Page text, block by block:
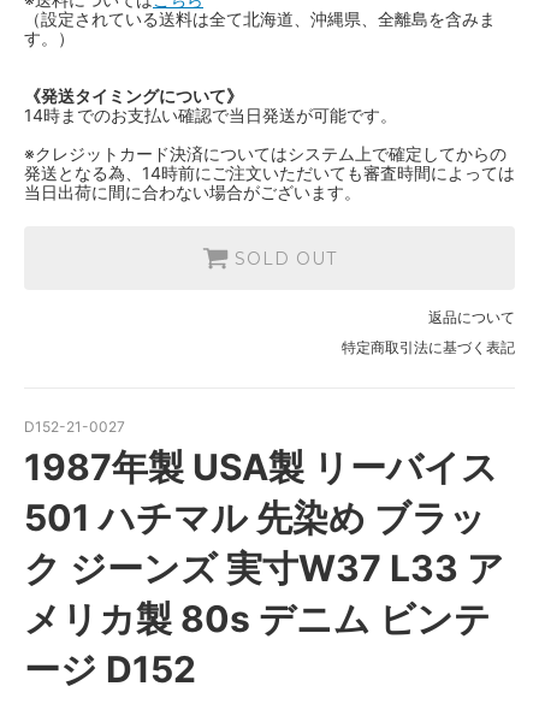
（設定されている送料は全て北海道、沖縄県、全離島を含みま
す。）
《発送タイミングについて》
14時までのお支払い確認で当日発送が可能です。
※クレジットカード決済についてはシステム上で確定してからの
発送となる為、14時前にご注文いただいても審査時間によっては
当日出荷に間に合わない場合がございます。
SOLD OUT
返品について
特定商取引法に基づく表記
D152-21-0027
1987年製 USA製 リーバイス
501 ハチマル 先染め ブラッ
ク ジーンズ 実寸W37 L33 ア
メリカ製 80s デニム ビンテ
ージ D152